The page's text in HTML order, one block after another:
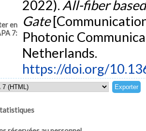
en
7:
2022). All-fiber
Gate
Photonic
Netherlands.
https://doi.org/